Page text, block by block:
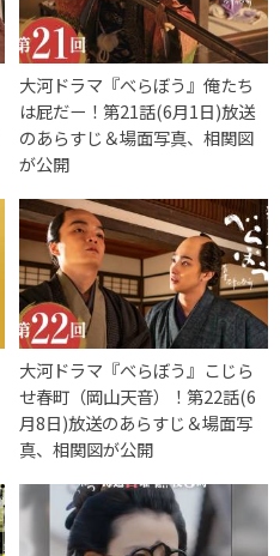
大河ドラマ『べらぼう』俺たち
は屁だー！第21話(6月1日)放送
のあらすじ＆場面写真、相関図
が公開
大河ドラマ『べらぼう』こじら
せ春町（岡山天音）！第22話(6
月8日)放送のあらすじ＆場面写
真、相関図が公開